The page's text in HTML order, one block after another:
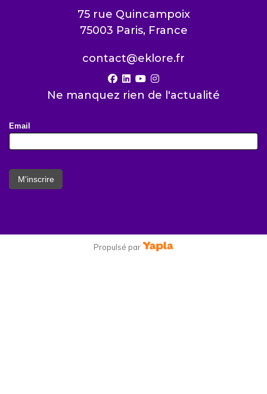
75 rue Quincampoix
75003 Paris, France
contact@eklore.fr
facebook
linkedinyoutubeinstagram
Ne manquez rien de l'actualité
Email
M'inscrire
Propulsé par